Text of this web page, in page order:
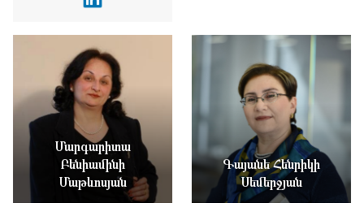
Մարգարիտա
Բենիամինի
Մաթևոսյան
Գայանե Հենրիկի
Սեմերջյան